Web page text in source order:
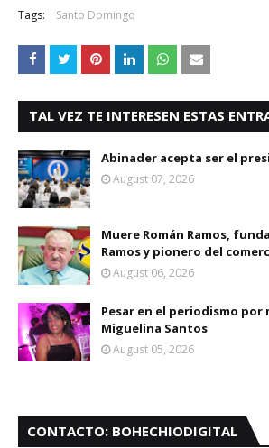
Tags: Santo Domingo
TAL VEZ TE INTERESEN ESTAS
Abinader acepta ser el
August 07, 2026
Muere Román Ramos,
Ramos y pionero del
August 06, 2026
Pesar en el periodismo por
Miguelina Santos
August 05, 2026
CONTACTO: BOHECHIODIGITAL